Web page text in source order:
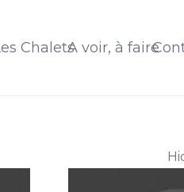
ChaletsA voir, à faire